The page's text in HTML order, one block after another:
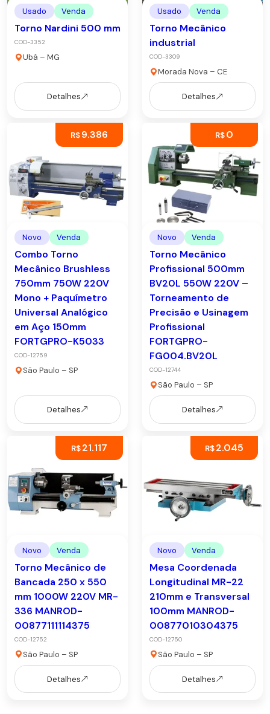
Usado Venda
Torno Nardini 500 mm
COD-3352
Ubá – MG
Detalhes
Usado Venda
Torno Mecânico
industrial
COD-3309
Morada Nova – CE
Detalhes
R$9.386
Novo Venda
Combo Torno
Mecânico Brushless
750mm 750W 220V
Mono + Paquímetro
Universal Analógico
em Aço 150mm
FORTGPRO-K5033
COD-12759
São Paulo – SP
Detalhes
R$0
Novo Venda
Torno Mecânico
Profissional 500mm
BV20L 550W 220V –
Torneamento de
Precisão e Usinagem
Profissional
FORTGPRO-
FG004.BV20L
COD-12744
São Paulo – SP
Detalhes
R$21.117
Novo Venda
Torno Mecânico de
Bancada 250 x 550
mm 1000W 220V MR-
336 MANROD-
00877111114375
COD-12752
São Paulo – SP
Detalhes
R$2.045
Novo Venda
Mesa Coordenada
Longitudinal MR-22
210mm e Transversal
100mm MANROD-
00877010304375
COD-12750
São Paulo – SP
Detalhes